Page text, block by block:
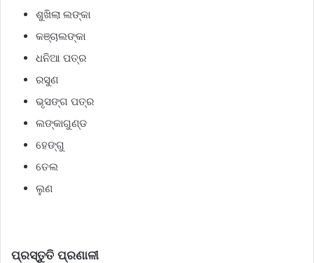
ଶୁଖିଲା ଲଙ୍କା
କଞ୍ଚାଲଙ୍କା
ଧନିଆ ପତ୍ର
ରସୁଣ
ଭୃସଙ୍ଗ ପତ୍ର
ଲଙ୍କାଗୁଣ୍ଡ
ହେଙ୍ଗୁ
ତେଲ
ଲୁଣ
ପ୍ରସ୍ତୁତି ପ୍ରଣାଳୀ